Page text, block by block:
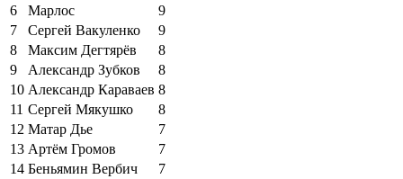
6
Марлос
9
7
Сергей Вакуленко
9
8
Максим Дегтярёв
8
9
Александр Зубков
8
10 Александр Караваев 8
11 Сергей Мякушко
8
12 Матар Дье
7
13 Артём Громов
7
14 Беньямин Вербич
7